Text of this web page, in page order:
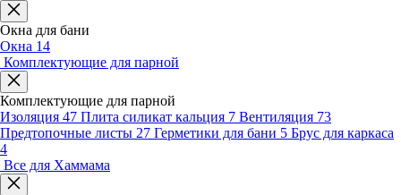
Окна для бани
Окна 14
Комплектующие для парной
Комплектующие для парной
Изоляция 47 Плита силикат кальция 7 Вентиляция 73
Предтопочные листы 27 Герметики для бани 5 Брус для каркаса
4
Все для Хаммама